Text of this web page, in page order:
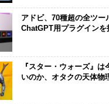
アドビ、70種超の全ツー
ChatGPT用プラグインを
『スター・ウォーズ』は
いのか、オタクの天体物